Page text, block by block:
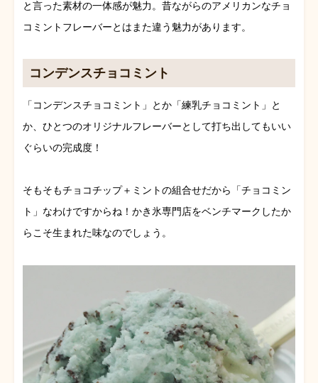
と言った素材の一体感が魅力。昔ながらのアメリカンなチョ
コミントフレーバーとはまた違う魅力があります。
コンデンスチョコミント
「コンデンスチョコミント」とか「練乳チョコミント」と
か、ひとつのオリジナルフレーバーとして打ち出してもいい
ぐらいの完成度！
そもそもチョコチップ＋ミントの組合せだから「チョコミン
ト」なわけですからね！かき氷専門店をベンチマークしたか
らこそ生まれた味なのでしょう。